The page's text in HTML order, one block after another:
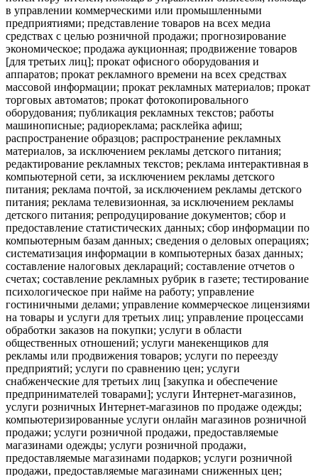
в управлении коммерческими или промышленными
предприятиями; представление товаров на всех медиа
средствах с целью розничной продажи; прогнозирование
экономическое; продажа аукционная; продвижение товаров
[для третьих лиц]; прокат офисного оборудования и
аппаратов; прокат рекламного времени на всех средствах
массовой информации; прокат рекламных материалов; прокат
торговых автоматов; прокат фотокопировального
оборудования; публикация рекламных текстов; работы
машинописные; радиореклама; расклейка афиш;
распространение образцов; распространение рекламных
материалов, за исключением рекламы детского питания;
редактирование рекламных текстов; реклама интерактивная в
компьютерной сети, за исключением рекламы детского
питания; реклама почтой, за исключением рекламы детского
питания; реклама телевизионная, за исключением рекламы
детского питания; репродуцирование документов; сбор и
предоставление статистических данных; сбор информации по
компьютерным базам данных; сведения о деловых операциях;
систематизация информации в компьютерных базах данных;
составление налоговых деклараций; составление отчетов о
счетах; составление рекламных рубрик в газете; тестирование
психологическое при найме на работу; управление
гостиничными делами; управление коммерческое лицензиями
на товары и услуги для третьих лиц; управление процессами
обработки заказов на покупки; услуги в области
общественных отношений; услуги манекенщиков для
рекламы или продвижения товаров; услуги по переезду
предприятий; услуги по сравнению цен; услуги
снабженческие для третьих лиц [закупка и обеспечение
предпринимателей товарами]; услуги Интернет-магазинов,
услуги розничных Интернет-магазинов по продаже одежды;
компьютеризированные услуги онлайн магазинов розничной
продажи; услуги розничной продажи, предоставляемые
магазинами одежды; услуги розничной продажи,
предоставляемые магазинами подарков; услуги розничной
продажи, предоставляемые магазинами сниженных цен;